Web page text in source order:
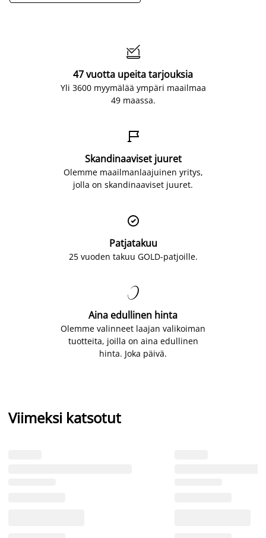

47 vuotta upeita tarjouksia
Yli 3600 myymälää ympäri maailmaa
49 maassa.

Skandinaaviset juuret
Olemme maailmanlaajuinen yritys,
jolla on skandinaaviset juuret.

Patjatakuu
25 vuoden takuu GOLD-patjoille.

Aina edullinen hinta
Olemme valinneet laajan valikoiman
tuotteita, joilla on aina edullinen
hinta. Joka päivä.
Viimeksi katsotut